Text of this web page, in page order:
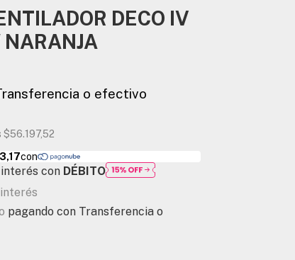
DECO IV
$56.197,52
con DÉBITO
pagando con Transferencia o